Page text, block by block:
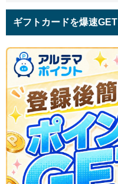
ギフトカードを爆速GET